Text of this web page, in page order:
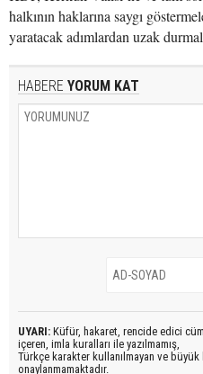
halkının haklarına saygı
yaratacak adımlardan uzak
HABERE YORUM KAT
UYARI: Küfür, hakaret, rencide edici
içeren, imla kuralları ile yazılmamış,
Türkçe karakter kullanılmayan ve büyük
onaylanmamaktadır.